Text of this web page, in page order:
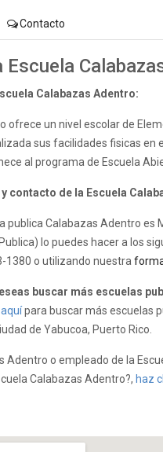
Contacto
Calabazas Adentro:
ofrece un nivel escolar de
sus facilidades fisicas en
al programa de Escuela
contacto de la Escuela
publica Calabazas Adentro
lo puedes hacer a los
1380 o utilizando nuestra
buscar más escuelas
para buscar más escuelas
de Yabucoa, Puerto Rico.
Adentro o empleado de la
Calabazas Adentro?, haz